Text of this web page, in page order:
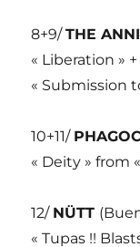
8+9/THE
« Liberation »
« Submission
10+11/
« Deity » from
12/ NÜTT
« Tupas !!